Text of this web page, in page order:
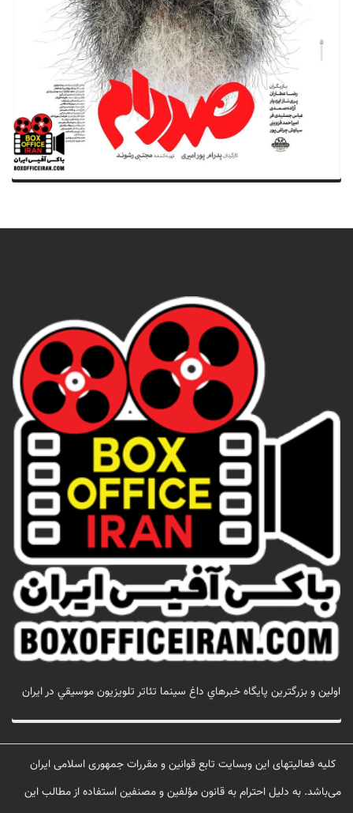
اولين و بزرگترين پايگاه خبرهاي داغ سينما تئاتر تلويزيون موسيقي در ايران
کلیه فعالیتهای این وبسایت تابع قوانین و مقررات جمهوری اسلامی ایران
می‌باشد. به دلیل احترام به قانون مؤلفین و مصنفین استفاده از مطالب این